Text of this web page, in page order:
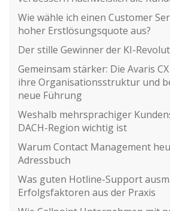
Wie wähle ich einen Customer
hoher Erstlösungsquote aus?
Der stille Gewinner der KI-
Gemeinsam stärker: Die Avaris
ihre Organisationsstruktur und
neue Führung
Weshalb mehrsprachiger
DACH-Region wichtig ist
Warum Contact Management
Adressbuch
Was guten Hotline-Support
Erfolgsfaktoren aus der Praxis